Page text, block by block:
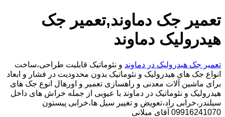
تعمیر جک دماوند,تعمیر جک
هیدرولیک دماوند
تعمیر جک هیدرولیک در دماوند و نئوماتیک قابلیت طراحی،ساخت
انواع جک های هیدرولیک و نئوماتیک بدون محدودیت در فشار و ابعاد
برای ماشین آلات معدنی و راهسازی تعمیر و اورهال انوع جک های
هیدرولیک و نئوماتیک در دماوند با عیوبی از جمله خراش های داخل
سیلندر،خرابی راد،تعویض و تغییر سیل ها،خرابی پیستون
09916241070 آقای میلانی